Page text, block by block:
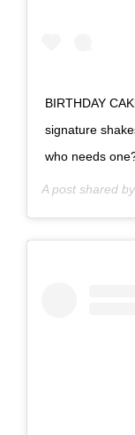
BIRTHDAY
signature
who needs
A post shared by